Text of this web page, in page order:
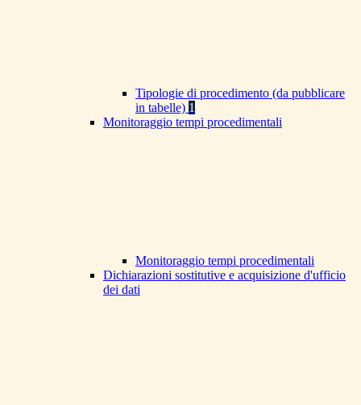
Tipologie di procedimento (da pubblicare
in tabelle) 1
Monitoraggio tempi procedimentali
Monitoraggio tempi procedimentali
Dichiarazioni sostitutive e acquisizione d'ufficio
dei dati